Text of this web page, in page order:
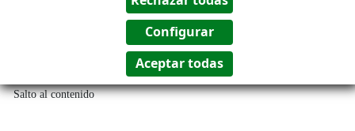
Salto al contenido